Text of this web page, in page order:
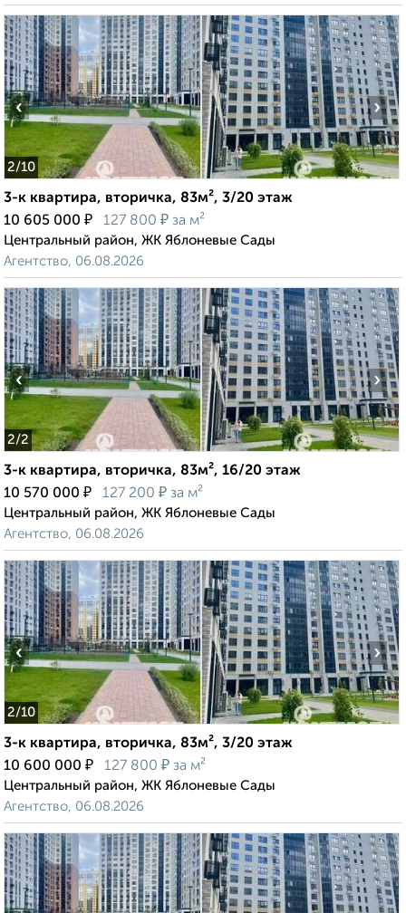
2/10
‹ ›
3-к квартира, вторичка, 83м², 3/20 этаж
10 605 000 ₽ 127 800 ₽ за м²
Центральный район, ЖК Яблоневые Сады
Агентство, 06.08.2026
2/2
‹ ›
3-к квартира, вторичка, 83м², 16/20 этаж
10 570 000 ₽ 127 200 ₽ за м²
Центральный район, ЖК Яблоневые Сады
Агентство, 06.08.2026
2/10
‹ ›
3-к квартира, вторичка, 83м², 3/20 этаж
10 600 000 ₽ 127 800 ₽ за м²
Центральный район, ЖК Яблоневые Сады
Агентство, 06.08.2026